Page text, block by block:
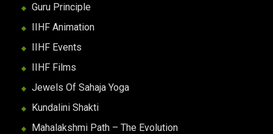
Guru Principle
IIHF Animation
IIHF Events
IIHF Films
Jewels Of Sahaja Yoga
Kundalini Shakti
Mahalakshmi Path – The Evolution